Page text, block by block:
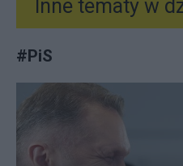
Inne tematy w
#PiS